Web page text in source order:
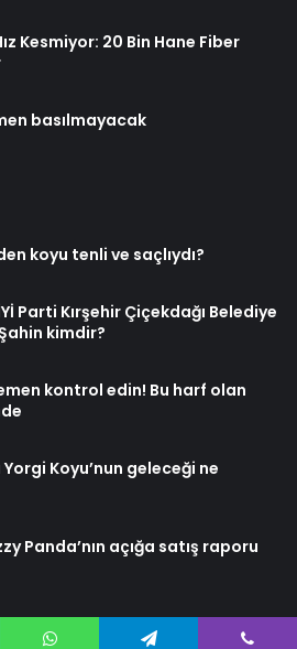
Kesmiyor: 20 Bin Hane Fiber
basılmayacak
koyu tenli ve saçlıydı?
Parti Kırşehir Çiçekdağı Belediye
kimdir?
kontrol edin! Bu harf olan
Koyu’nun geleceği ne
Panda’nın açığa satış raporu